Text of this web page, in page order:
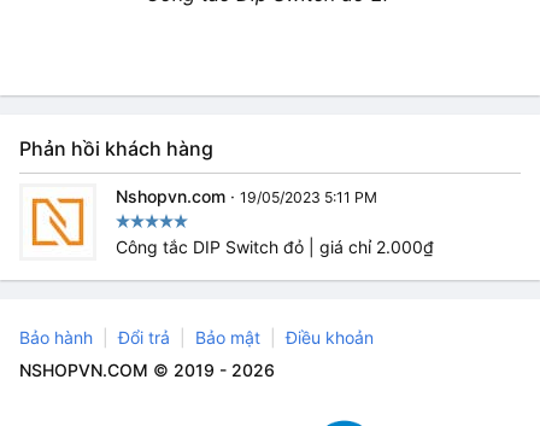
Phản hồi khách hàng
Nshopvn.com · 19/05/2023 5:11 PM
Công tắc DIP Switch đỏ | giá chỉ 2.000₫
Bảo hành Đổi trả Bảo mật
Điều khoản
NSHOPVN.COM © 2019 - 2026